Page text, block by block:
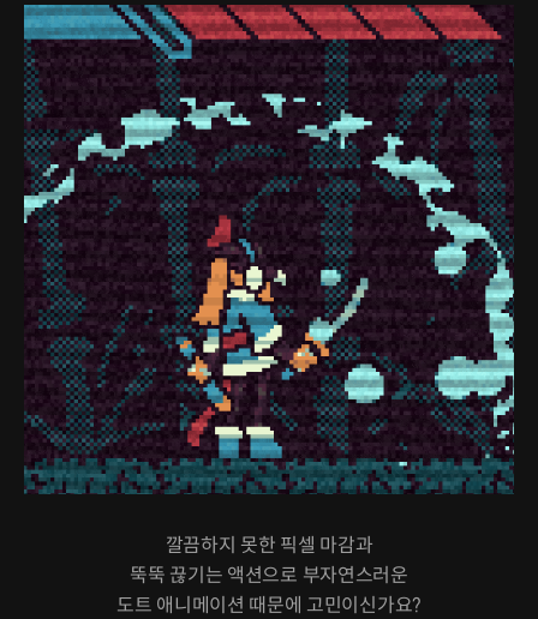
깔끔하지 못한 픽셀 마감과
뚝뚝 끊기는 액션으로 부자연스러운
도트 애니메이션 때문에 고민이신가요?